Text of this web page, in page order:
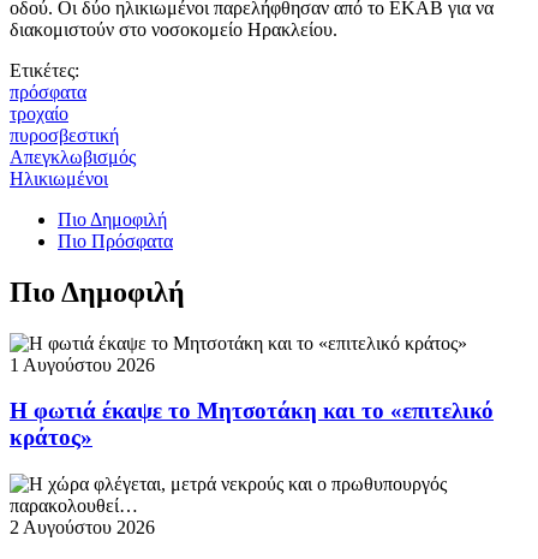
οδού. Οι δύο ηλικιωμένοι παρελήφθησαν από το ΕΚΑΒ για να
διακομιστούν στο νοσοκομείο Ηρακλείου.
Ετικέτες:
πρόσφατα
τροχαίο
πυροσβεστική
Απεγκλωβισμός
Ηλικιωμένοι
Πιο Δημοφιλή
Πιο Πρόσφατα
Πιο Δημοφιλή
1 Αυγούστου 2026
Η φωτιά έκαψε το Μητσοτάκη και το «επιτελικό
κράτος»
2 Αυγούστου 2026